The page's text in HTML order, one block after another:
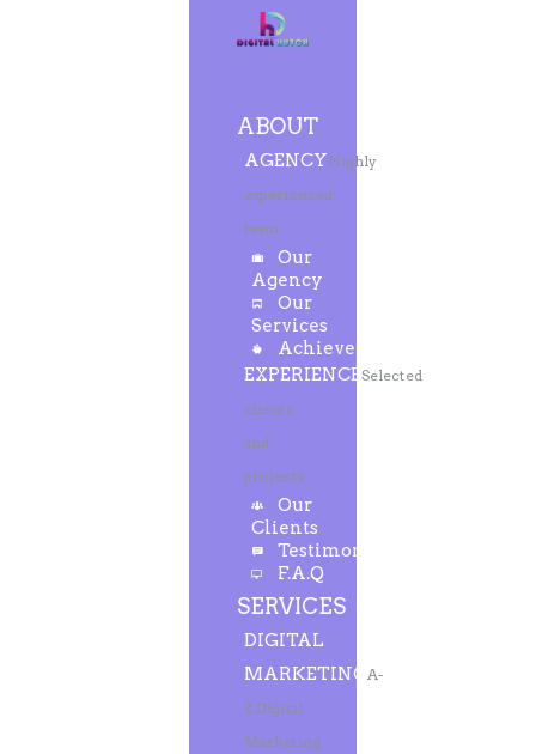
ABOUT
AGENCYHighly
experienced
team
Our
Agency
Our
Services
Achievements
EXPERIENCE Selected
clients
and
projects
Our
Clients
Testimonials
F.A.Q
SERVICES
DIGITAL
MARKETING A-
Z Digital
Marketing